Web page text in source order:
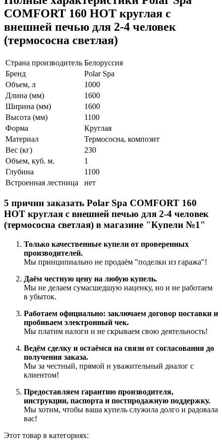
COMFORT 160 HOT круглая с
внешней печью для 2-4 человек
(термососна светлая)
Страна производитель Белоруссия
Бренд
Polar Spa
Объем, л
1000
Длина (мм)
1600
Ширина (мм)
1600
Высота (мм)
1100
Форма
Круглая
Материал
Термососна, композит
Вес (кг)
230
Объем, куб. м.
1
Глубина
1100
Встроенная лестница
нет
5 причин заказать Polar Spa COMFORT 160
HOT круглая с внешней печью для 2-4 человек
(термососна светлая) в магазине "Купели №1"
Только качественные купели от проверенных
производителей.
Мы принципиально не продаём "поделки из гаража"!
Даём честную цену на любую купель.
Мы не делаем сумасшедшую наценку, но и не работаем
в убыток.
Работаем официально: заключаем договор поставки и
пробиваем электронный чек.
Мы платим налоги и не скрываем свою деятельность!
Ведём сделку и остаёмся на связи от согласования до
получения заказа.
Мы за честный, прямой и уважительный диалог с
клиентом!
Предоставляем гарантию производителя,
инструкции, паспорта и постпродажную поддержку.
Мы хотим, чтобы ваша купель служила долго и радовала
вас!
Этот товар в категориях: